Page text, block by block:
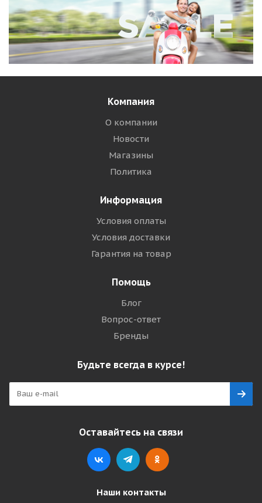
Компания
О компании
Новости
Магазины
Политика
Информация
Условия оплаты
Условия доставки
Гарантия на товар
Помощь
Блог
Вопрос-ответ
Бренды
Будьте всегда в курсе!
Оставайтесь на связи
Наши контакты